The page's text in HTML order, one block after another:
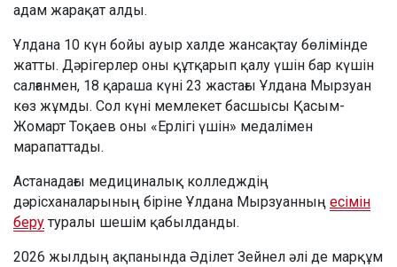
адам жарақат алды.
Ұлдана 10 күн бойы ауыр халде жансақтау бөлімінде
жатты. Дәрігерлер оны құтқарып қалу үшін бар күшін
салғанмен, 18 қараша күні 23 жастағы Ұлдана Мырзуан
көз жұмды. Сол күні мемлекет басшысы Қасым-
Жомарт Тоқаев оны «Ерлігі үшін» медалімен
марапаттады.
Астанадағы медициналық колледждің
дәрісханаларының біріне Ұлдана Мырзуанның есімін
беру туралы шешім қабылданды.
2026 жылдың ақпанында Әділет Зейнел әлі де марқұм